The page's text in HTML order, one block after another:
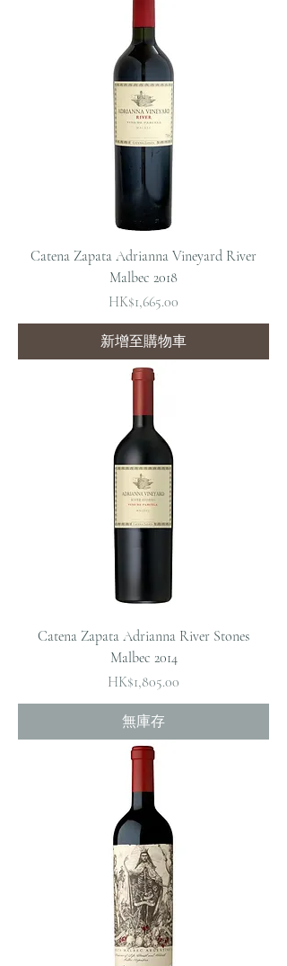
Catena Zapata Adrianna Vineyard River
Malbec 2018
價格
HK$1,665.00
新增至購物車
Catena Zapata Adrianna River Stones
Malbec 2014
價格
HK$1,805.00
無庫存